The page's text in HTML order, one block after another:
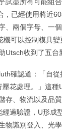
，已經使用將近
、兩個字母、一
可以控制模具
收到了五台
確認道：「自
花處理。」這
存、物流以及品
過驗證，U形
物識別登入、光